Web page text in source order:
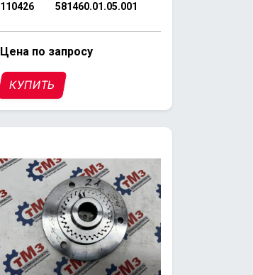
110426
581460.01.05.001
Цена по запросу
КУПИТЬ